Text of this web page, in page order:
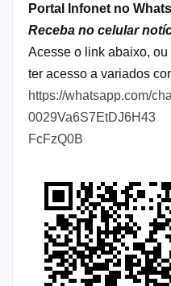
Portal Infonet no
Receba no celular
Acesse o link abaixo,
ter acesso a variados
https://whatsapp.com/
0029Va6S7EtDJ6H43
FcFzQ0B